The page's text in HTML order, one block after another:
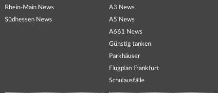
Rhein-Main News
Südhessen News
A3 News
A5 News
A661 News
Günstig tanken
Parkhäuser
Flugplan Frankfurt
Schulausfälle